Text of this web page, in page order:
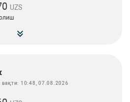
UZS
вақти: 10:48, 07.08.2026